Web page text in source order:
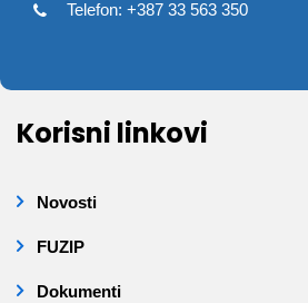
Telefon: +387 33 563 350
Korisni linkovi
Novosti
FUZIP
Dokumenti